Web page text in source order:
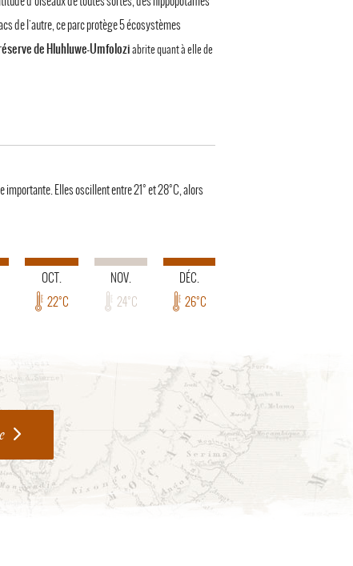
de l'autre, ce parc protège 5 écosystèmes
de Hluhluwe-Umfoloziabrite quant à elle de
Elles oscillent entre 21° et 28°C, alors
OCT.
22°C
NOV.
24°C
DÉC.
26°C